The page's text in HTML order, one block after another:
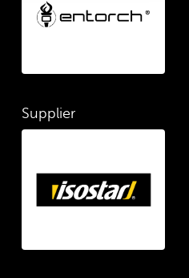
Supplier